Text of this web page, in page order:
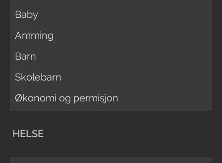
Baby
Amming
Barn
Skolebarn
Økonomi og permisjon
HELSE